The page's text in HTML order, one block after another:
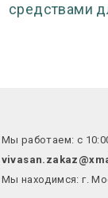
средствами
Мы работаем: с
Мы находимся: г.